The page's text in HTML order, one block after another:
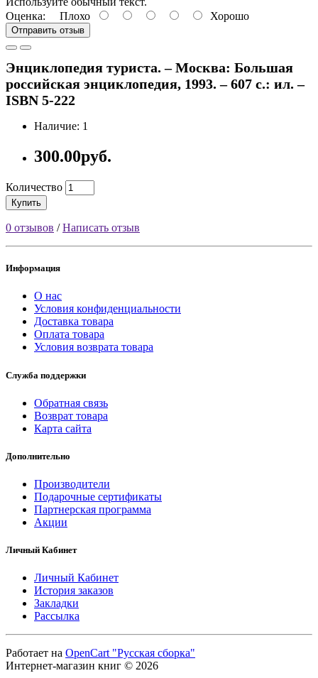
Оценка: Плохо Хорошо
Отправить отзыв
Энциклопедия туриста. – Москва: Большая
российская энциклопедия, 1993. – 607 с.: ил. –
ISBN 5-222
Наличие: 1
300.00руб.
Количество
Купить
0 отзывов /Написать отзыв
Информация
О нас
Условия конфиденциальности
Доставка товара
Оплата товара
Условия возврата товара
Служба поддержки
Обратная связь
Возврат товара
Карта сайта
Дополнительно
Производители
Подарочные сертификаты
Партнерская программа
Акции
Личный Кабинет
Личный Кабинет
История заказов
Закладки
Рассылка
Работает на OpenCart "Русская сборка"
Интернет-магазин книг © 2026